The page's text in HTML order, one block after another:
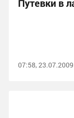
Путевки в
07:58, 23.07.2009